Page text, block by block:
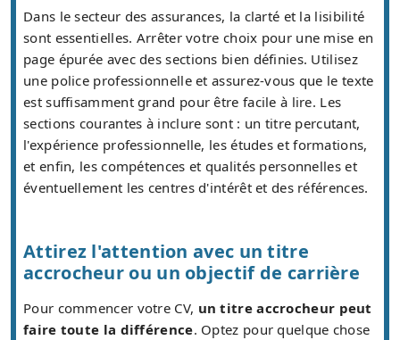
Dans le secteur des assurances, la clarté et la lisibilité
sont essentielles. Arrêter votre choix pour une mise en
page épurée avec des sections bien définies. Utilisez
une police professionnelle et assurez-vous que le texte
est suffisamment grand pour être facile à lire. Les
sections courantes à inclure sont : un titre percutant,
l'expérience professionnelle, les études et formations,
et enfin, les compétences et qualités personnelles et
éventuellement les centres d'intérêt et des références.
Attirez l'attention avec un titre
accrocheur ou un objectif de carrière
Pour commencer votre CV, un titre accrocheur peut
faire toute la différence. Optez pour quelque chose